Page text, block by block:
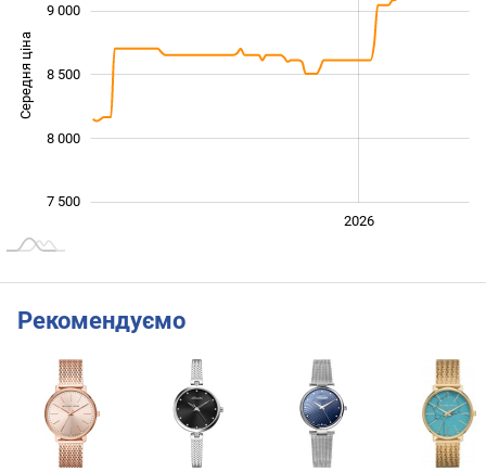
Середня ціна 7 500
7 500
8 000
8 500
9 000
2026
Рекомендуємо